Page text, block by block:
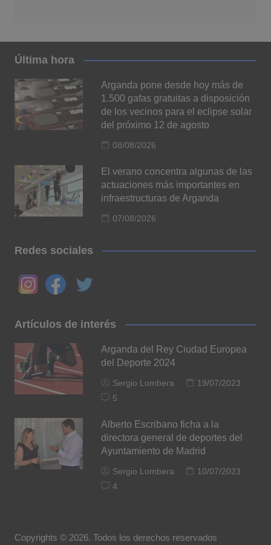
Última hora
Arganda pone desde hoy más de
1.500 gafas gratuitas a disposición
de los vecinos para el eclipse solar
del próximo 12 de agosto
08/08/2026
El verano concentra algunas de las
actuaciones más importantes en
infraestructuras de Arganda
07/08/2026
Redes sociales
Artículos de interés
Arganda del Rey Ciudad Europea
del Deporte 2024
Sergio Lombera
19/07/2023
5
Alberto Escribano ficha a la
directora general de deportes del
Ayuntamiento de Madrid
Sergio Lombera
10/07/2023
4
Copyrights © 2026. Todos los derechos reservados